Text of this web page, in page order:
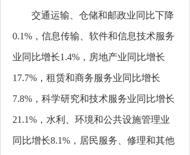
交通运输、仓储和邮政业同比下降
0.1%，信息传输、软件和信息技术服务
业同比增长1.4%，房地产业同比增长
17.7%，租赁和商务服务业同比增长
7.8%，科学研究和技术服务业同比增长
21.1%，水利、环境和公共设施管理业
同比增长8.1%，居民服务、修理和其他